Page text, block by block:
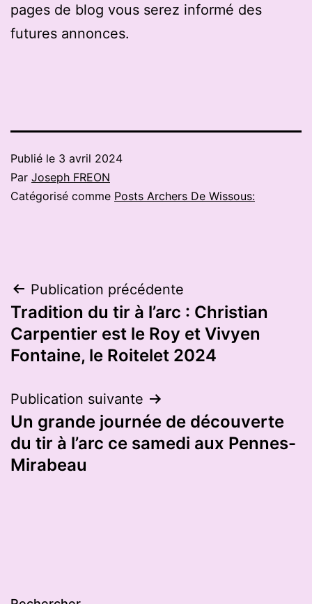
pages de blog vous serez informé des
futures annonces.
Publié le 3 avril 2024
Par Joseph FREON
Catégorisé comme Posts Archers De Wissous:
Navigation
de
l’article
Publication précédente
Tradition du tir à l’arc : Christian
Carpentier est le Roy et Vivyen
Fontaine, le Roitelet 2024
Publication suivante
Un grande journée de découverte
du tir à l’arc ce samedi aux Pennes-
Mirabeau